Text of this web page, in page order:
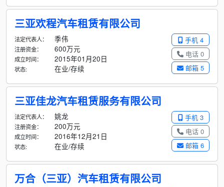
三亚欢程汽车租赁有限公司
手机 4
电话 0
邮箱 5
法定代表人： 季伟
注册资金： 600万元
成立时间： 2015年01月20日
状态: 在业/存续
三亚佳龙汽车租赁服务有限公司
手机 3
电话 0
邮箱 6
法定代表人： 姚龙
注册资金： 200万元
成立时间： 2016年12月21日
状态: 在业/存续
万合（三亚）汽车租赁有限公司